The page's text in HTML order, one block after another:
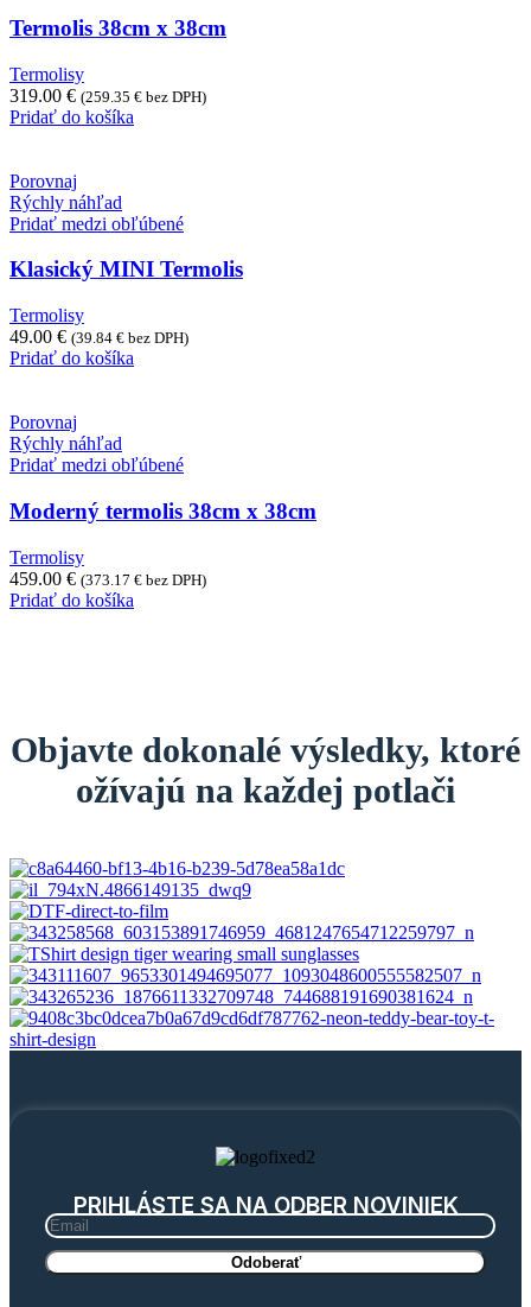
Termolis 38cm x 38cm
Termolisy
319.00 € (259.35 € bez DPH)
Pridať do košíka
Porovnaj
Rýchly náhľad
Pridať medzi obľúbené
Klasický MINI Termolis
Termolisy
49.00 € (39.84 € bez DPH)
Pridať do košíka
Porovnaj
Rýchly náhľad
Pridať medzi obľúbené
Moderný termolis 38cm x 38cm
Termolisy
459.00 € (373.17 € bez DPH)
Pridať do košíka
Objavte dokonalé výsledky, ktoré
ožívajú na každej potlači
PRIHLÁSTE SA NA ODBER NOVINIEK